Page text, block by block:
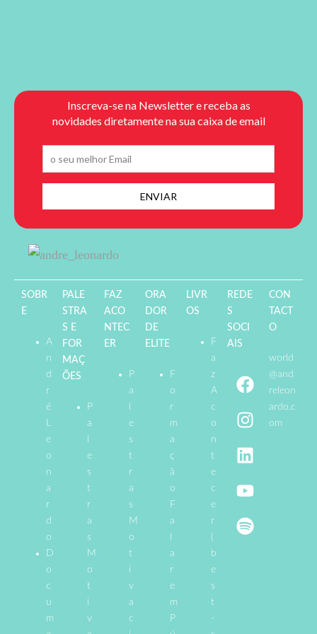
SOBR
E
A
n
d
r
é
L
e
o
n
a
r
d
o
D
o
c
u
m
PALE
STRA
S E
FOR
MAÇ
ÕES
P
a
e
s
t
r
a
s
M
o
t
i
v
FAZ
ACO
NTEC
ER
P
a
e
s
t
r
a
s
M
o
t
i
v
a
c
ORA
DOR
DE
ELITE
F
o
r
m
a
ç
ã
o
F
a
a
r
e
m
P
LIVR
OS
F
a
z
A
c
o
n
t
e
c
e
r
(
b
e
s
t
-
REDE
S
SOCI
AIS
CON
TACT
O
world
@and
releon
ardo.c
om